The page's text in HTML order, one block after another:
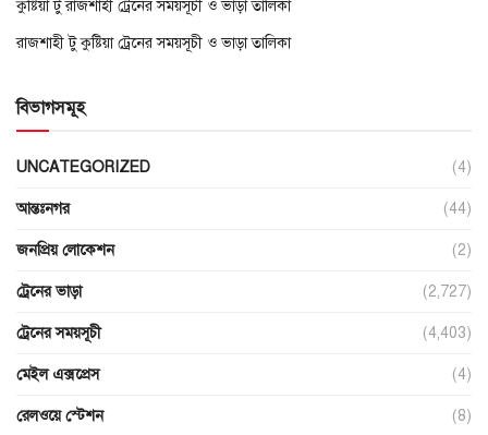
কুষ্টিয়া টু রাজশাহী ট্রেনের সময়সূচী ও ভাড়া তালিকা
রাজশাহী টু কুষ্টিয়া ট্রেনের সময়সূচী ও ভাড়া তালিকা
বিভাগসমূহ
UNCATEGORIZED (4)
আন্তঃনগর (44)
জনপ্রিয় লোকেশন (2)
ট্রেনের ভাড়া (2,727)
ট্রেনের সময়সূচী (4,403)
মেইল এক্সপ্রেস (4)
রেলওয়ে স্টেশন (8)